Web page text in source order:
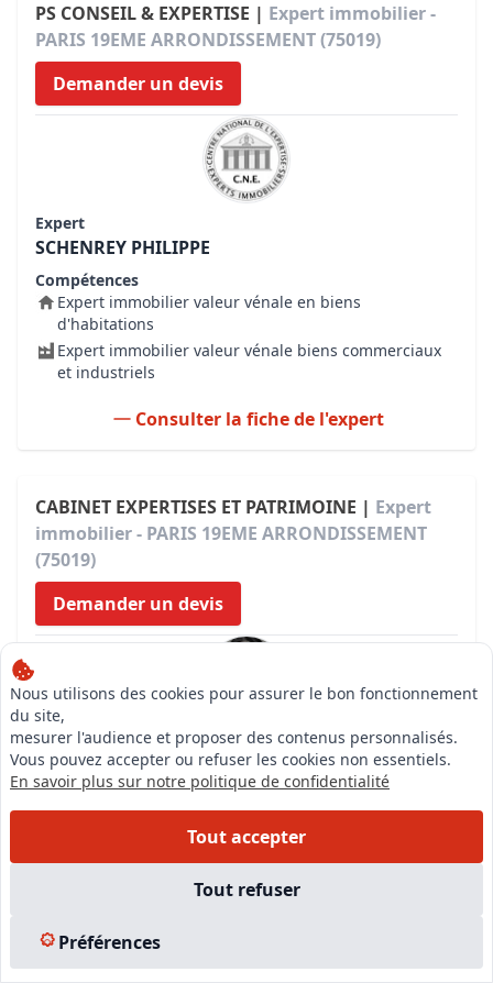
PS CONSEIL & EXPERTISE | Expert immobilier -
PARIS 19EME ARRONDISSEMENT (75019)
Demander un devis
Expert
SCHENREY PHILIPPE
Compétences
Expert immobilier valeur vénale en biens
d'habitations
Expert immobilier valeur vénale biens commerciaux
et industriels
Consulter la fiche de l'expert
CABINET EXPERTISES ET PATRIMOINE | Expert
immobilier - PARIS 19EME ARRONDISSEMENT
(75019)
Demander un devis
Expert
HENRY SONINE
Expert immobilier valeur vénale biens commerciaux
Consulter la fiche de l'expert
Nous utilisons des cookies pour assurer le bon fonctionnement
du site,
mesurer l'audience et proposer des contenus personnalisés.
Vous pouvez accepter ou refuser les cookies non essentiels.
En savoir plus sur notre politique de confidentialité
Tout accepter
Tout refuser
Préférences